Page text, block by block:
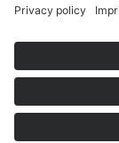
© Mike Jucker
Hennef · Fon:
· E-Mail: